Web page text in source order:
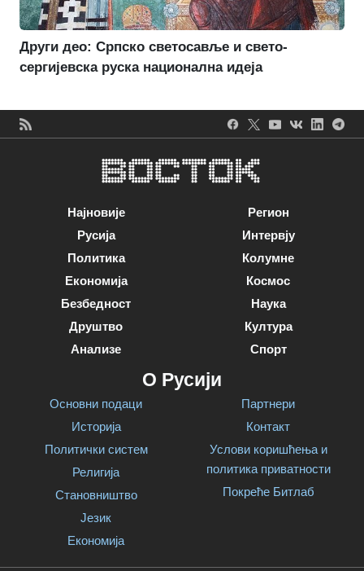
Други део: Српско светосавље и свето-
сергијевска руска национална идеја
Најновије
Русија
Политика
Економија
Безбедност
Друштво
Анализе
Регион
Интервју
Колумне
Космос
Наука
Култура
Спорт
О Русији
Основни подаци
Историја
Политички систем
Религија
Становништво
Језик
Економија
Партнери
Контакт
Услови коришћења и
политика приватности
Покреће Битлаб